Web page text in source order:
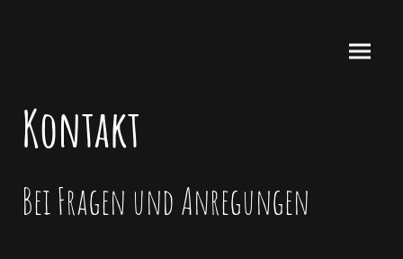
Kontakt
Bei Fragen und Anregungen